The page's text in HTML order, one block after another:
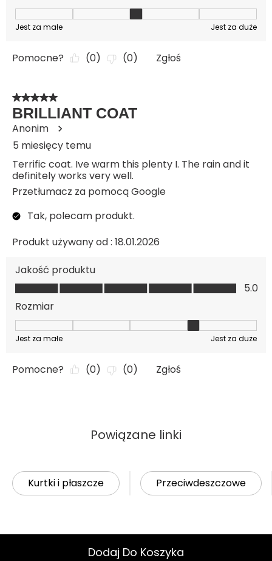
Powiązane linki
Kurtki i płaszcze Przeciwdeszczowe
Dodaj Do Koszyka